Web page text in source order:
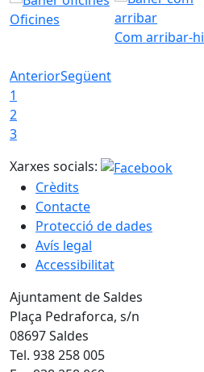
Oficines
Com arribar-hi
AnteriorSegüent
1
2
3
Xarxes socials:
Crèdits
Contacte
Protecció de dades
Avís legal
Accessibilitat
Ajuntament de Saldes
Plaça Pedraforca, s/n
08697 Saldes
Tel. 938 258 005